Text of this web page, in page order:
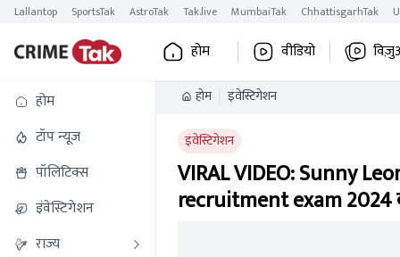
Lallantop SportsTak AstroTak Tak.live MumbaiTak ChhattisgarhTak
होम वीडियो
होम
टॉप न्यूज
पॉलिटिक्स
इंवेस्टिगेशन
राज्य
होम इंवेस्टिगेशन
इंवेस्टिगेशन
VIRAL VIDEO: Sunny
recruitment exam 2024